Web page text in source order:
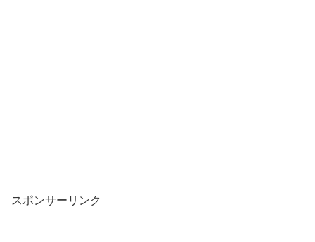
スポンサーリンク